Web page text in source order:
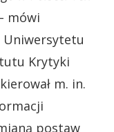
mówi
Uniwersytetu
Krytyki
m. in.
postaw